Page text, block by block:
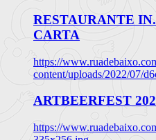
RESTAURANTE
CARTA
https://
content/uploads/2022/07/
ARTBEERFEST
https://